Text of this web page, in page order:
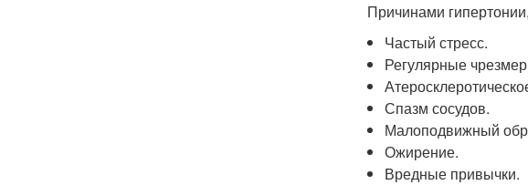
Причинами
Частый стресс.
Регулярные
Спазм сосудов.
Малоподвижный
Ожирение.
Вредные привычки.